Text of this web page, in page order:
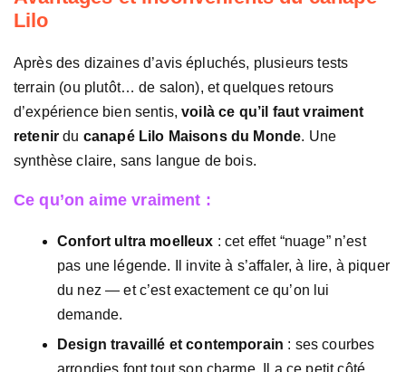
Lilo
Après des dizaines d’avis épluchés, plusieurs tests
terrain (ou plutôt… de salon), et quelques retours
d’expérience bien sentis,voilà ce qu’il faut vraiment
retenir du canapé Lilo Maisons du Monde. Une
synthèse claire, sans langue de bois.
Ce qu’on aime vraiment :
Confort ultra moelleux : cet effet “nuage” n’est
pas une légende. Il invite à s’affaler, à lire, à piquer
du nez — et c’est exactement ce qu’on lui
demande.
Design travaillé et contemporain : ses courbes